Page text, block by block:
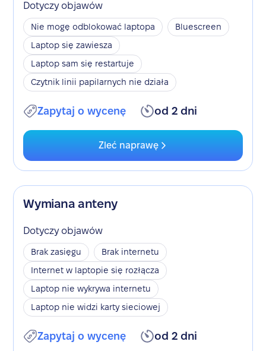
Dotyczy objawów
Nie mogę odblokować laptopa
Bluescreen
Laptop się zawiesza
Laptop sam się restartuje
Czytnik linii papilarnych nie działa
Zapytaj o wycenę od 2 dni
Zleć naprawę
Wymiana anteny
Dotyczy objawów
Brak zasięgu
Brak internetu
Internet w laptopie się rozłącza
Laptop nie wykrywa internetu
Laptop nie widzi karty sieciowej
Zapytaj o wycenę od 2 dni